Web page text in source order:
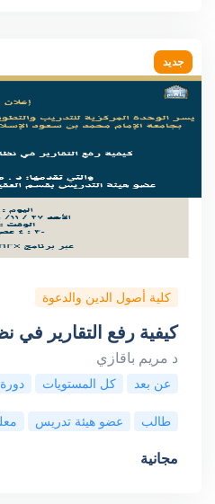
جديد
كلية أصول الدين والدعوة
كيفية رفع التقارير في
د مريم باقازي
عن بعد كل المستويات دورة
طالب عضو هيئة تدريس
مجانية